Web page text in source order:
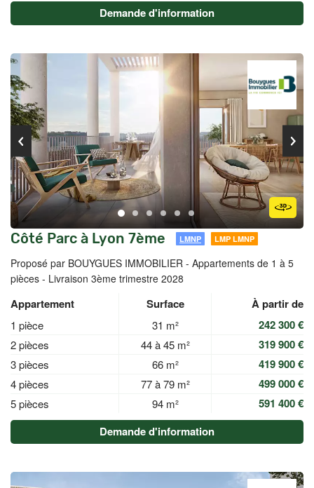
Demande d'information
Côté Parc à Lyon 7ème LMNP LMP LMNP
Proposé par BOUYGUES IMMOBILIER - Appartements de 1 à 5
pièces - Livraison 3ème trimestre 2028
Appartement Surface À partir de
1 pièce 31 m² 242 300 €
2 pièces 44 à 45 m² 319 900 €
3 pièces 66 m² 419 900 €
4 pièces 77 à 79 m² 499 000 €
5 pièces 94 m²
591 400 €
Demande d'information